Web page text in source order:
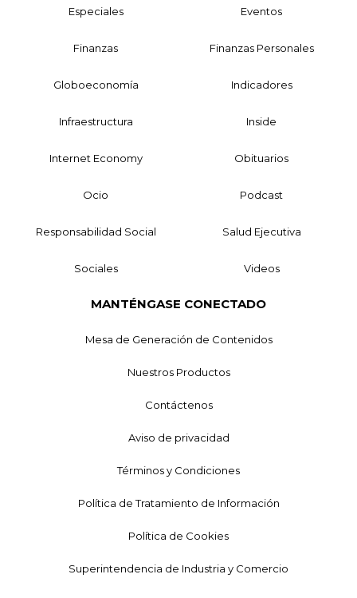
Especiales Eventos
Finanzas Finanzas Personales
Globoeconomía Indicadores
Infraestructura Inside
Internet Economy Obituarios
Ocio Podcast
Responsabilidad Social Salud Ejecutiva
Sociales Videos
MANTÉNGASE CONECTADO
Mesa de Generación de Contenidos
Nuestros Productos
Contáctenos
Aviso de privacidad
Términos y Condiciones
Política de Tratamiento de Información
Política de Cookies
Superintendencia de Industria y Comercio